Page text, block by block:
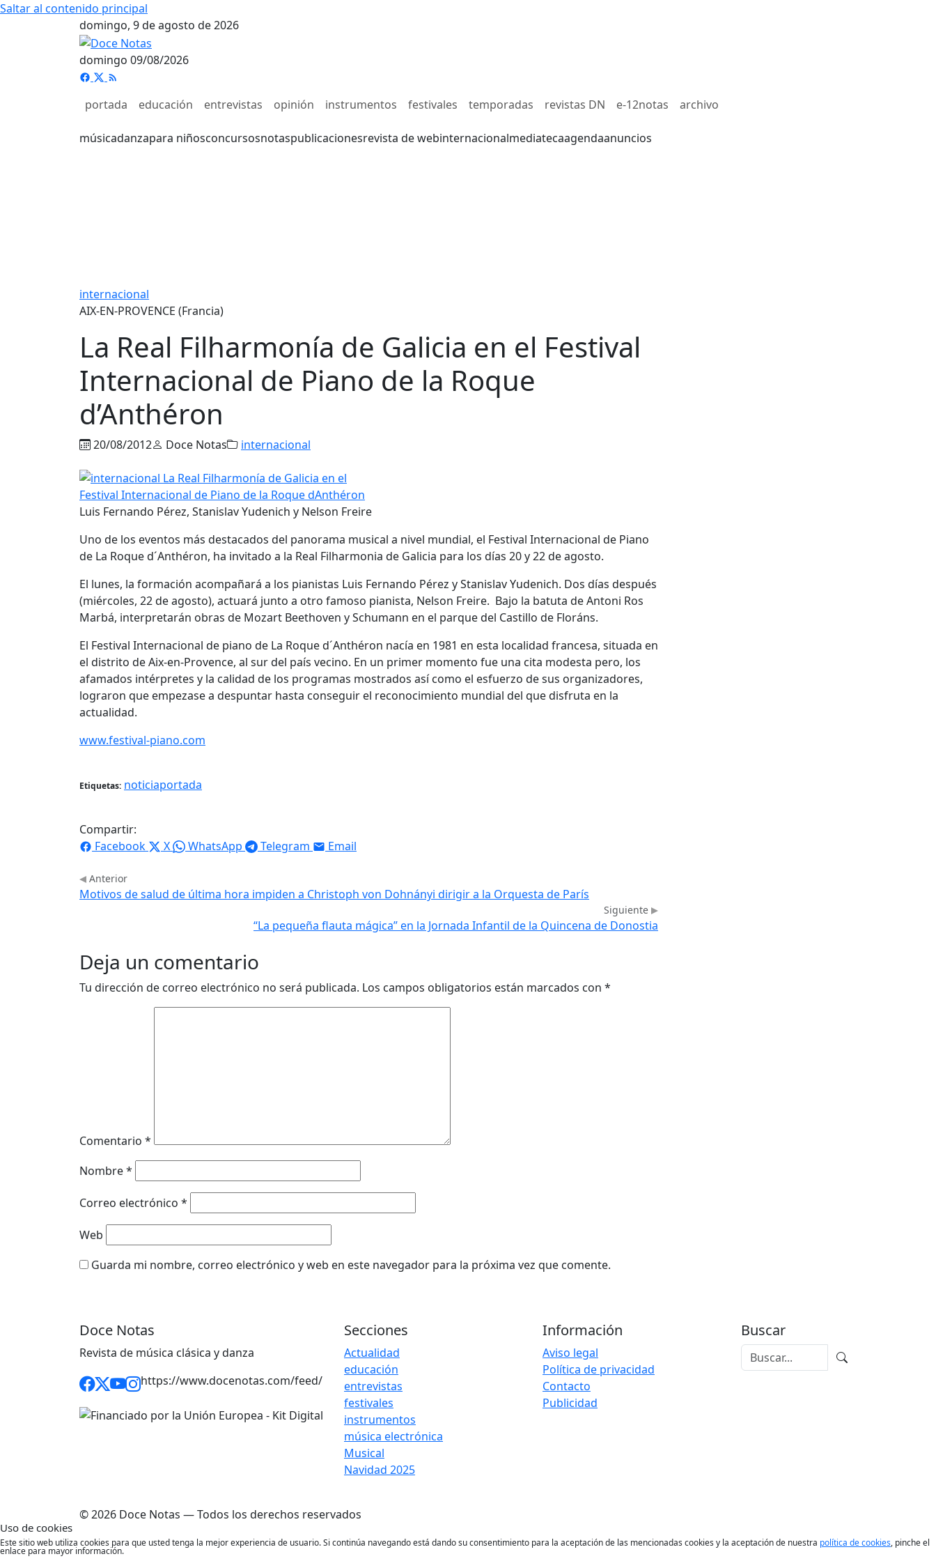
Saltar al contenido principal
domingo, 9 de agosto de 2026
domingo 09/08/2026
portada educación entrevistas opinión instrumentos festivales temporadas revistas DN e-12notas archivo
músicadanzapara niñosconcursosnotaspublicacionesrevista de webinternacionalmediatecaagendaanuncios
internacional
AIX-EN-PROVENCE (Francia)
La Real Filharmonía de Galicia en el Festival
Internacional de Piano de la Roque
d’Anthéron
20/08/2012 Doce Notas internacional
Luis Fernando Pérez, Stanislav Yudenich y Nelson Freire
Uno de los eventos más destacados del panorama musical a nivel mundial, el Festival Internacional de Piano
de La Roque d´Anthéron, ha invitado a la Real Filharmonia de Galicia para los días 20 y 22 de agosto.
El lunes, la formación acompañará a los pianistas Luis Fernando Pérez y Stanislav Yudenich. Dos días después
(miércoles, 22 de agosto), actuará junto a otro famoso pianista, Nelson Freire. Bajo la batuta de Antoni Ros
Marbá, interpretarán obras de Mozart Beethoven y Schumann en el parque del Castillo de Floráns.
El Festival Internacional de piano de La Roque d´Anthéron nacía en 1981 en esta localidad francesa, situada en
el distrito de Aix-en-Provence, al sur del país vecino. En un primer momento fue una cita modesta pero, los
afamados intérpretes y la calidad de los programas mostrados así como el esfuerzo de sus organizadores,
lograron que empezase a despuntar hasta conseguir el reconocimiento mundial del que disfruta en la
actualidad.
www.festival-piano.com
Etiquetas: noticiaportada
Compartir:
Facebook
X WhatsApp Telegram Email
Anterior
Motivos de salud de última hora impiden a Christoph von Dohnányi dirigir a la Orquesta de París
Siguiente
“La pequeña flauta mágica” en la Jornada Infantil de la Quincena de Donostia
Deja un comentario
Tu dirección de correo electrónico no será publicada. Los campos obligatorios están marcados con *
Comentario *
Nombre*
Correo electrónico *
Web
Guarda mi nombre, correo electrónico y web en este navegador para la próxima vez que comente.
Doce Notas
Revista de música clásica y danza
https://www.docenotas.com/feed/
Secciones
Actualidad
educación
entrevistas
festivales
instrumentos
música electrónica
Musical
Navidad 2025
Información
Aviso legal
Política de privacidad
Contacto
Publicidad
Buscar
© 2026 Doce Notas — Todos los derechos reservados
Uso de cookies
Este sitio web utiliza cookies para que usted tenga la mejor experiencia de usuario. Si continúa navegando está dando su consentimiento para la aceptación de las mencionadas cookies y la aceptación de nuestra política de cookies, pinche el
enlace para mayor información.